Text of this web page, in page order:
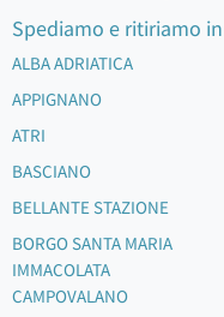
Spediamo e ritiriamo
ALBA ADRIATICA
APPIGNANO
ATRI
BASCIANO
BELLANTE STAZIONE
BORGO SANTA MARIA
IMMACOLATA
CAMPOVALANO